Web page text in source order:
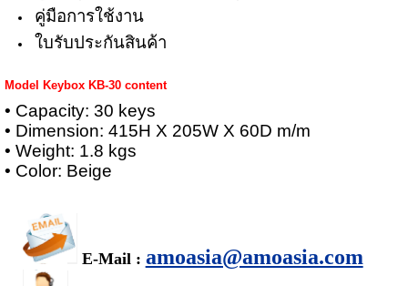
คู่มือการใช้งาน
ใบรับประกันสินค้า
Model Keybox KB-30 content
• Capacity: 30 keys
• Dimension: 415H X 205W X 60D m/m
• Weight: 1.8 kgs
• Color: Beige
E-Mail : amoasia@amoasia.com